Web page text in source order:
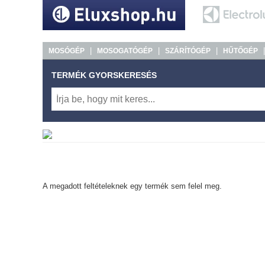
MOSÓGÉP MOSOGATÓGÉP SZÁRÍTÓGÉP HŰTŐGÉP
TERMÉK GYORSKERESÉS
A megadott feltételeknek egy termék sem felel meg.